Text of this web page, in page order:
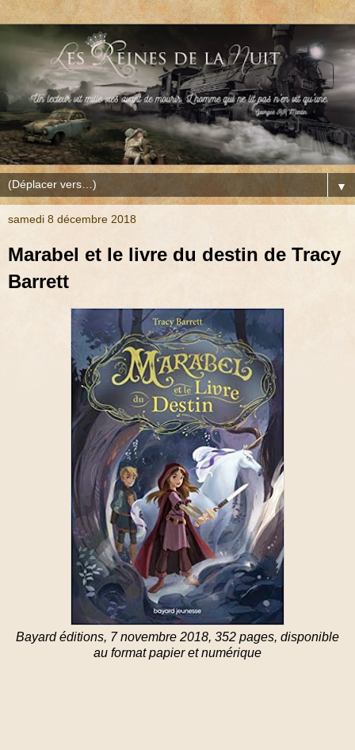
▼
samedi 8 décembre 2018
Marabel et le livre du destin de Tracy
Barrett
Bayard éditions, 7 novembre 2018, 352 pages, disponible
au format papier et numérique